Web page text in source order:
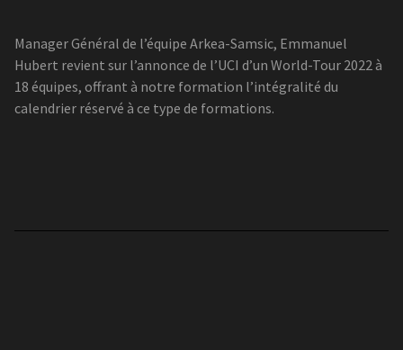
Manager Général de l’équipe Arkea-Samsic, Emmanuel
Hubert revient sur l’annonce de l’UCI d’un World-Tour 2022 à
18 équipes, offrant à notre formation l’intégralité du
calendrier réservé à ce type de formations.